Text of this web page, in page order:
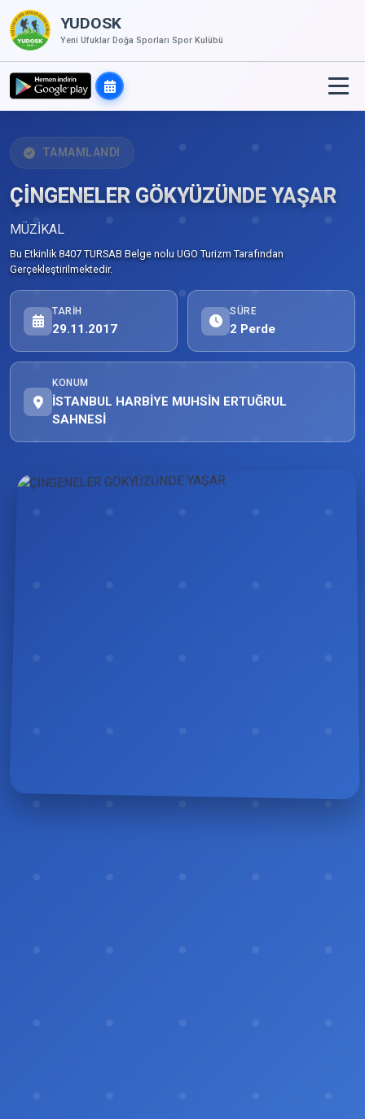
YUDOSK
Yeni Ufuklar Doğa Sporları Spor Kulübü
TAMAMLANDI
ÇİNGENELER GÖKYÜZÜNDE YAŞAR
MÜZİKAL
Bu Etkinlik 8407 TURSAB Belge nolu UGO Turizm Tarafından
Gerçekleştirilmektedir.
TARIH
29.11.2017
SÜRE
2 Perde
KONUM
İSTANBUL HARBİYE MUHSİN ERTUĞRUL
SAHNESİ